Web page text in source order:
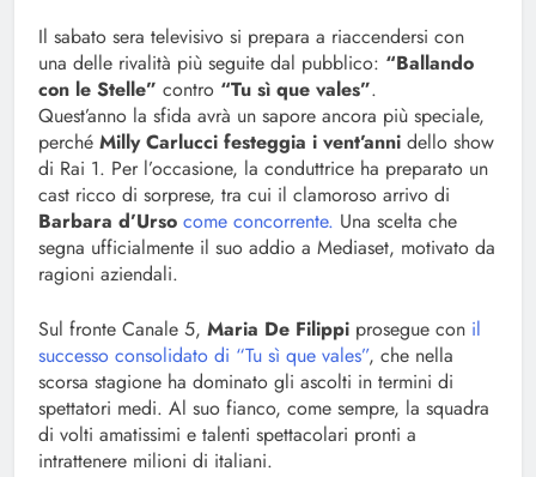
Il sabato sera televisivo si prepara a riaccendersi con
una delle rivalità più seguite dal pubblico: “Ballando
con le Stelle” contro “Tu sì que vales”.
Quest’anno la sfida avrà un sapore ancora più speciale,
perché Milly Carlucci festeggia i vent’anni dello show
di Rai 1. Per l’occasione, la conduttrice ha preparato un
cast ricco di sorprese, tra cui il clamoroso arrivo di
Barbara d’Urso come concorrente. Una scelta che
segna ufficialmente il suo addio a Mediaset, motivato da
ragioni aziendali.
Sul fronte Canale 5, Maria De Filippi prosegue con il
successo consolidato di “Tu sì que vales”, che nella
scorsa stagione ha dominato gli ascolti in termini di
spettatori medi. Al suo fianco, come sempre, la squadra
di volti amatissimi e talenti spettacolari pronti a
intrattenere milioni di italiani.